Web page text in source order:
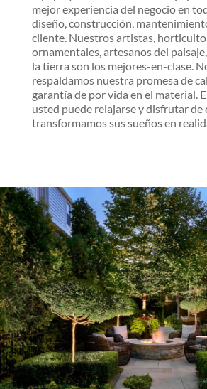
mejor experiencia del negocio en
diseño, construcción,
cliente. Nuestros artistas,
ornamentales, artesanos del
la tierra son los mejores-en-clase.
respaldamos nuestra promesa de
garantía de por vida en el material.
usted puede relajarse y disfrutar de
transformamos sus sueños en